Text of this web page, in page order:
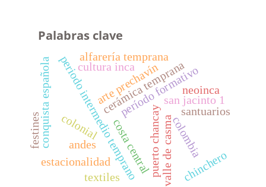
Palabras clave
puerto chancay
costa central
periodo intermedio temprano valle de casma
cerámica temprana
arte prechavín
período formativo
andes
san jacinto 1
alfarería temprana
estacionalidad
colombia
santuarios
conquista española
chinchero
neoinca
colonial
cultura inca
festines
textiles